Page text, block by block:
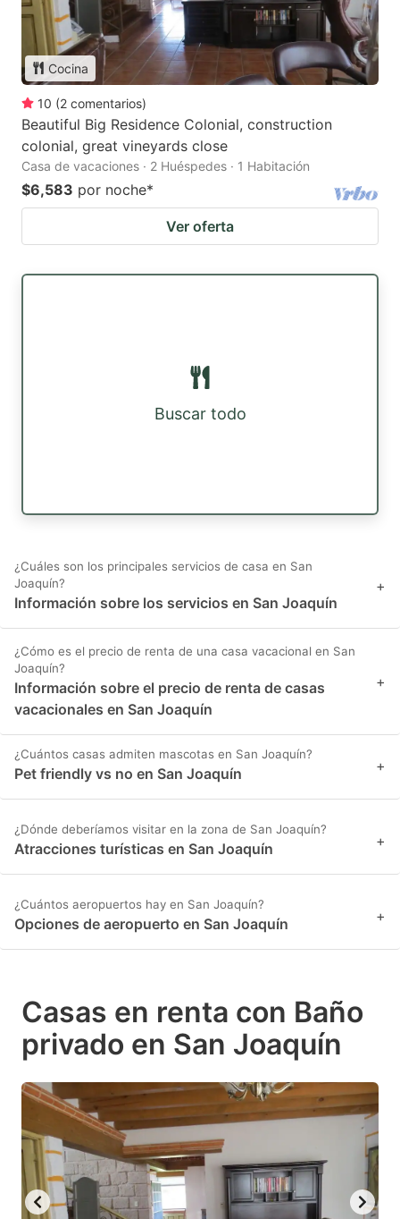
Cocina
10 (2 comentarios)
Beautiful Big Residence Colonial, construction
colonial, great vineyards close
Casa de vacaciones · 2 Huéspedes · 1 Habitación
$6,583 por noche*
Ver oferta
Buscar todo
¿Cuáles son los principales servicios de casa en San
Joaquín?
Información sobre los servicios en San Joaquín
+
¿Cómo es el precio de renta de una casa vacacional en San
Joaquín?
Información sobre el precio de renta de casas
vacacionales en San Joaquín
+
¿Cuántos casas admiten mascotas en San Joaquín?
Pet friendly vs no en San Joaquín +
¿Dónde deberíamos visitar en la zona de San Joaquín?
Atracciones turísticas en San Joaquín +
¿Cuántos aeropuertos hay en San Joaquín?
Opciones de aeropuerto en San Joaquín +
Casas en renta con Baño
privado en San Joaquín